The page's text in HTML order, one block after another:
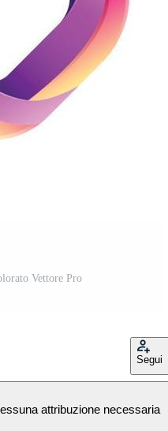
Vettore Pro
Segui
attribuzione necessaria